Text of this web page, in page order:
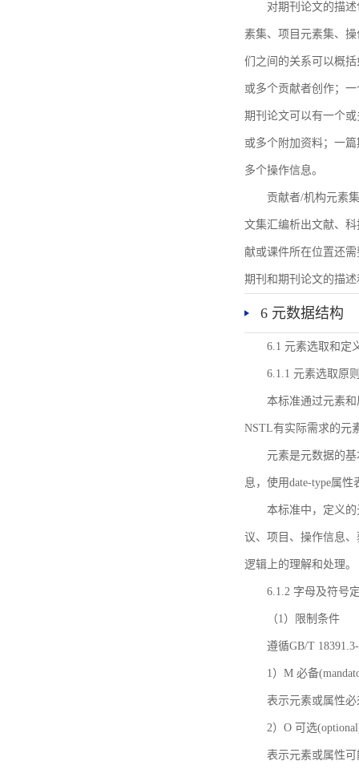
对期刊论文的描
素集、项目元素集、
们之间的关系可以概
或多个贡献者创作；
期刊论文可以有一个
或多个附加资料；一
多个操作信息。
贡献者/机构元素
文集汇编析出文献、
献或课件所在位置还
期刊和期刊论文的描
6 元数据结构
6.1 元素选取和定
6.1.1 元素选取原
本标准通过元素
NSTL有实际需求的元
元素是元数据的
息，使用date-type属
本标准中，定义
议、项目、操作信息
逻辑上的理解和处理。
6.1.2 字母及符号
（1）限制条件
遵循GB/T
1）M 必备
表示元素或属性
2）O 可选
表示元素或属性